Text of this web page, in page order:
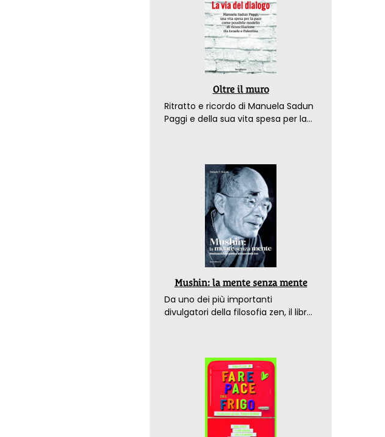
Oltre il muro
Ritratto e ricordo di Manuela Sadun
Paggi e della sua vita spesa per la
Mushin: la mente senza mente
Da uno dei più importanti
divulgatori della filosofia zen, il libro